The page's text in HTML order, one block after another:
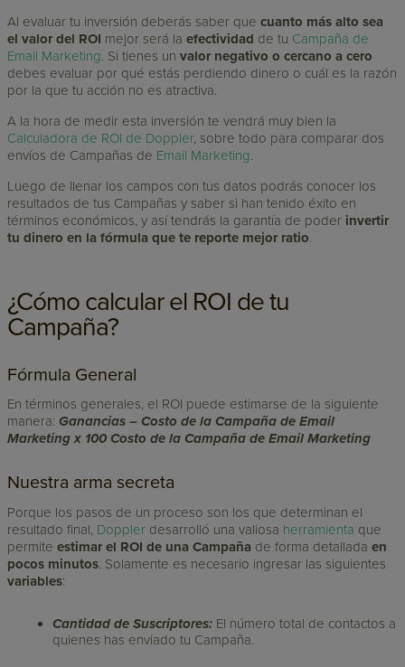
Al evaluar tu inversión deberás saber quecuanto más alto sea
el valor del ROI mejor será laefectividad de tu Campaña de
Email Marketing. Si tienes unvalor negativo o cercano a cero
debes evaluar por qué estás perdiendo dinero o cuál es la razón
por la que tu acción no es atractiva.
A la hora de medir esta inversión te vendrá muy bien la
Calculadora de ROI de Doppler, sobre todo para comparar dos
envíos de Campañas de Email Marketing.
Luego de llenar los campos con tus datos podrás conocer los
resultados de tus Campañas y saber si han tenido éxito en
términos económicos, y así tendrás la garantía de poder invertir
tu dinero en la fórmula que te reporte mejor ratio.
¿Cómo calcular el ROI de tu
Campaña?
Fórmula General
En términos generales, el ROI puede estimarse de la siguiente
manera:Ganancias – Costo de la Campaña de Email
Marketing x 100 Costo de la Campaña de Email Marketing
Nuestra arma secreta
Porque los pasos de un proceso son los que determinan el
resultado final, Doppler desarrolló una valiosa herramienta que
permite estimar el ROI de una Campaña de forma detallada en
pocos minutos. Solamente es necesario ingresar las siguientes
variables:
Cantidad de Suscriptores: El número total de contactos a
quienes has enviado tu Campaña.